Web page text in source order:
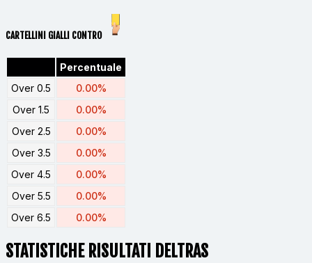
CARTELLINI GIALLI CONTRO
Percentuale
Over 0.5
0.00%
Over 1.5
0.00%
Over 2.5
0.00%
Over 3.5
0.00%
Over 4.5
0.00%
Over 5.5
0.00%
Over 6.5
0.00%
STATISTICHE RISULTATI DELTRAS